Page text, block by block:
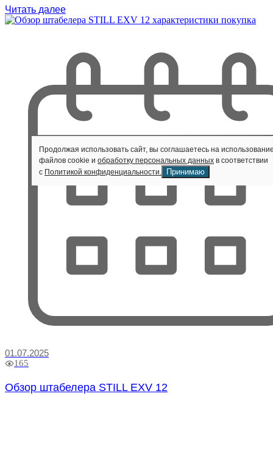
Читать далее
01.07.2025
165
Обзор штабелера STILL EXV 12
Продолжая использовать сайт, вы соглашаетесь на
файлов cookie и обработку персональных данных в соответствии
с Политикой конфиденциальности. Принимаю